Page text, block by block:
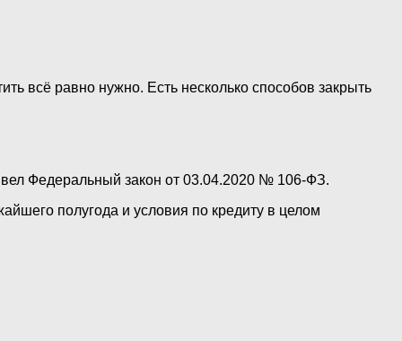
всё равно нужно. Есть несколько способов закрыть
Федеральный закон от 03.04.2020 № 106-ФЗ.
полугода и условия по кредиту в целом